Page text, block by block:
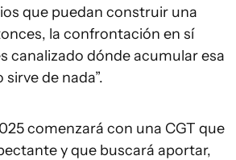
que puedan construir una
la confrontación en sí
canalizado dónde acumular esa
de nada”.
comenzará con una CGT que
y que buscará aportar,